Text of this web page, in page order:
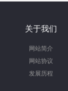
关于我们
网站简介
网站协议
发展历程